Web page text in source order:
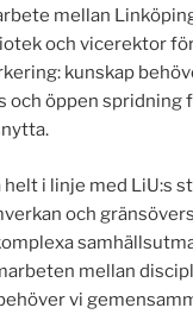
mellan
och vicerektor
kunskap
och öppen spridning
helt i linje med LiU:s
och
mellan
vi